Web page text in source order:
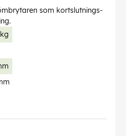
som kortslutnings-